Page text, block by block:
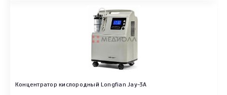
Концентратор кислородный Longfian Jay-3A